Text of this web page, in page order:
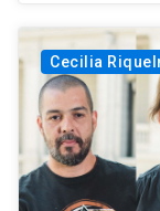
Cecilia